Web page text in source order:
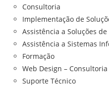
Consultoria
Implementação de
Assistência a Soluções de
Assistência a Sistemas
Formação
Web Design –
Suporte Técnico